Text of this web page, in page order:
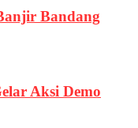
Bandang
Aksi Demo